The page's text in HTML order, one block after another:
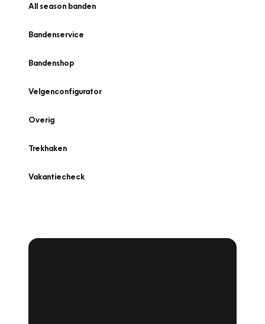
All season banden
Bandenservice
Bandenshop
Velgenconfigurator
Overig
Trekhaken
Vakantiecheck